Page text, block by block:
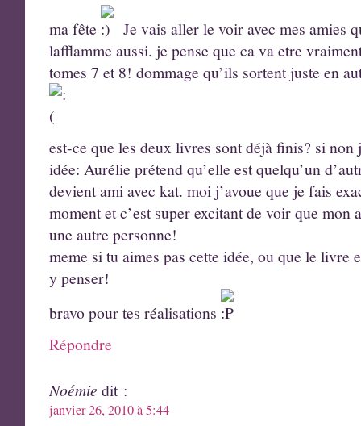
ma fête
Je vais aller le voir avec mes amies
lafflamme aussi. je pense que ca va etre
tomes 7 et 8! dommage qu’ils sortent juste en
est-ce que les deux livres sont déjà finis? si non
idée: Aurélie prétend qu’elle est quelqu’un
devient ami avec kat. moi j’avoue que je fais
moment et c’est super excitant de voir que
une autre personne!
meme si tu aimes pas cette idée, ou que le livre
y penser!
bravo pour tes réalisations
Répondre
Noémie dit :
janvier 26, 2010 à 5:44